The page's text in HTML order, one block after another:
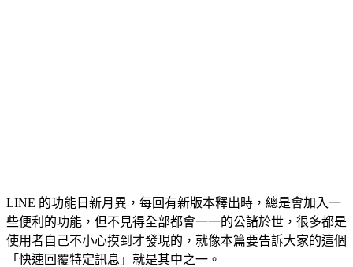
LINE 的功能日新月異，每回有新版本釋出時，總是會加入一
些便利的功能，但不見得全部都會一一的公諸於世，很多都是
使用者自己不小心摸到才發現的，就像本篇要告訴大家的這個
「快速回覆特定訊息」就是其中之一。